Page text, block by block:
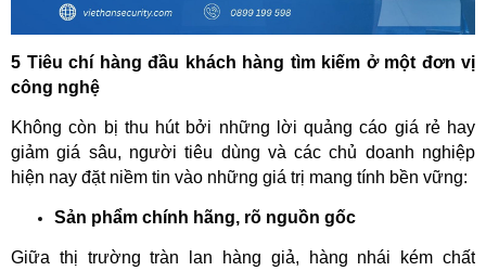
5 Tiêu chí hàng đầu khách hàng tìm kiếm ở một đơn vị
công nghệ
Không còn bị thu hút bởi những lời quảng cáo giá rẻ hay
giảm giá sâu, người tiêu dùng và các chủ doanh nghiệp
hiện nay đặt niềm tin vào những giá trị mang tính bền vững:
Sản phẩm chính hãng, rõ nguồn gốc
Giữa thị trường tràn lan hàng giả, hàng nhái kém chất